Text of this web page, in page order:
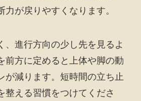
が戻りやすくなります。
、進行方向の少し先を見るよ
前方に定めると上体や脚の動
が減ります。短時間の立ち止
整える習慣をつけてくださ